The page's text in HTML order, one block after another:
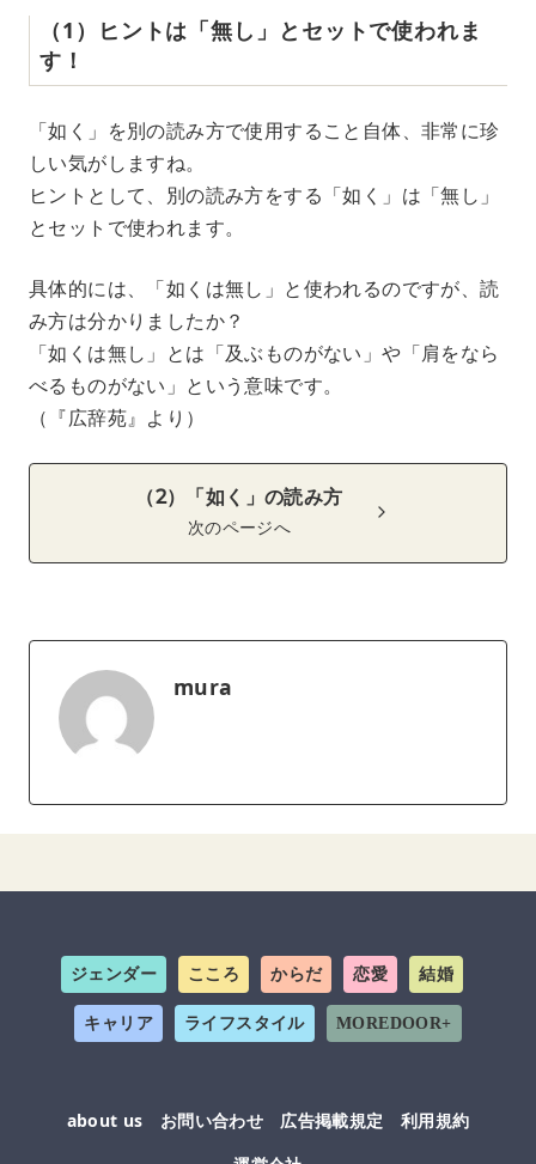
（1）ヒントは「無し」とセットで使われま
す！
「如く」を別の読み方で使用すること自体、非常に珍
しい気がしますね。
ヒントとして、別の読み方をする「如く」は「無し」
とセットで使われます。
具体的には、「如くは無し」と使われるのですが、読
み方は分かりましたか？
「如くは無し」とは「及ぶものがない」や「肩をなら
べるものがない」という意味です。
（『広辞苑』より）
（2）「如く」の読み方
次のページへ
mura
ジェンダー こころ からだ 恋愛 結婚
キャリア ライフスタイル MOREDOOR+
about us お問い合わせ 広告掲載規定
利用規約